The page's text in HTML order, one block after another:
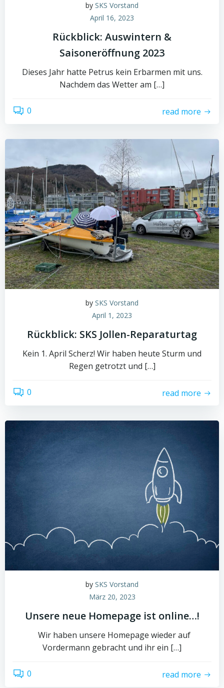
by SKS Vorstand
April 16, 2023
Rückblick: Auswintern &
Saisoneröffnung 2023
Dieses Jahr hatte Petrus kein Erbarmen mit uns.
Nachdem das Wetter am […]
0 read more
by SKS Vorstand
April 1, 2023
Rückblick: SKS Jollen-Reparaturtag
Kein 1. April Scherz! Wir haben heute Sturm und
Regen getrotzt und […]
0 read more
by SKS Vorstand
März 20, 2023
Unsere neue Homepage ist online…!
Wir haben unsere Homepage wieder auf
Vordermann gebracht und ihr ein […]
0 read more